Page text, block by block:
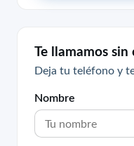
Te llamamos
Deja tu teléfono y
Nombre